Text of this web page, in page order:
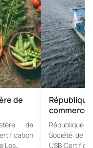
de
de
Les…
commerce
République
Société de
USB